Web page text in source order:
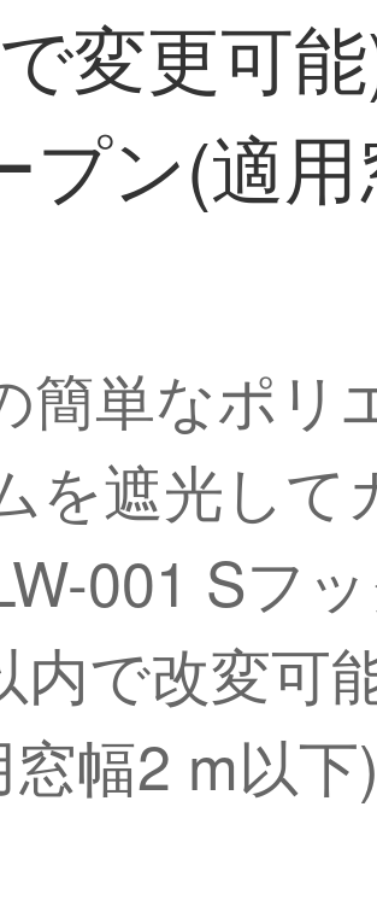
変更可
プン(適
簡単なポリ
を遮光して
001 Sフ
で改変可
幅2 m以